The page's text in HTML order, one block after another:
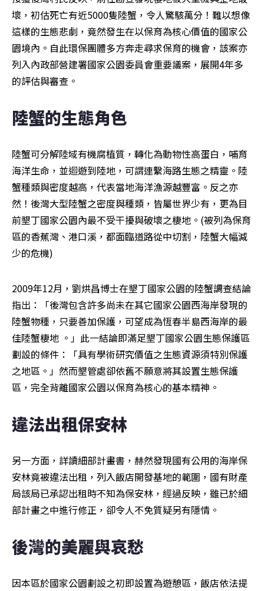
壞，初估死亡有近5000隻陸蟹，令人驚駭萬分！難以想像
這樣的生態悲劇，竟然發生在以保育為核心價值的國家公
園境內。自此環保團體多方奔走尋求保育的機會，該案亦
列入內政部營建署國家公園委員會重要議案，展開4年多
的評估與審查。
陸蟹的生態角色
陸蟹可分解陸域有機腐植質，轉化為動物性高蛋白，哺育
海洋生命，並迴遊到陸地，可謂連繫海路生態之精靈。陸
蟹種類與密度越高，代表當地海洋漁源越豐富。反之亦
然！後灣大型陸蟹之密度與種類，皆屬世界少有，更為目
前墾丁國家公園內最不受干擾與破壞之棲地。(被列為保育
區的香蕉灣、港口溪，都面臨道路從中切割，陸蟹大幅減
少的危機)
2009年12月，劉烘昌博士在墾丁國家公園的陸蟹調查結論
指出：「後灣包含許多尚未在其它國家公園西海岸發現的
陸蟹物種，只要善加保護，可望成為恆春半島西海岸的最
佳陸蟹棲地 。」此一結論即滿足墾丁國家公園生態保護區
劃設的條件：「具有學術研究價值之生態資源須特別保護
之地區。」然而墾管處卻依舊不願意將其設置生態保護
區，完全背離國家公園以保育為核心的基本精神。
違法出租保安林
另一方面，詳讀細部計畫書，赫然發現國有公用的海岸保
安林竟被違法出租，列入飯店開發基地的範圍，國有財產
局該局已承認出租時不知為保安林，經過反映，雖已於細
部計畫之中進行修正，卻令人不免質疑另有隱情。
後灣的美麗與哀愁
因本區於國家公園劃設之初即設置為遊憩區，飯店依法提